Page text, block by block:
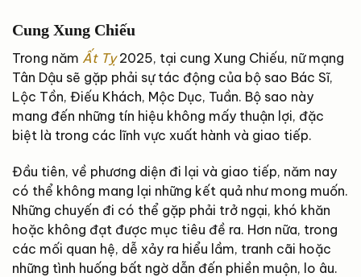
Cung Xung Chiếu
Trong năm Ất Tỵ2025, tại cung Xung Chiếu, nữ mạng
Tân Dậu sẽ gặp phải sự tác động của bộ sao Bác Sĩ,
Lộc Tồn, Điếu Khách, Mộc Dục, Tuần. Bộ sao này
mang đến những tín hiệu không mấy thuận lợi, đặc
biệt là trong các lĩnh vực xuất hành và giao tiếp.
Đầu tiên, về phương diện đi lại và giao tiếp, năm nay
có thể không mang lại những kết quả như mong muốn.
Những chuyến đi có thể gặp phải trở ngại, khó khăn
hoặc không đạt được mục tiêu đề ra. Hơn nữa, trong
các mối quan hệ, dễ xảy ra hiểu lầm, tranh cãi hoặc
những tình huống bất ngờ dẫn đến phiền muộn, lo âu.